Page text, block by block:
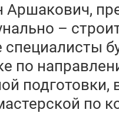
Аршакович,
–
по
подготовки,
по